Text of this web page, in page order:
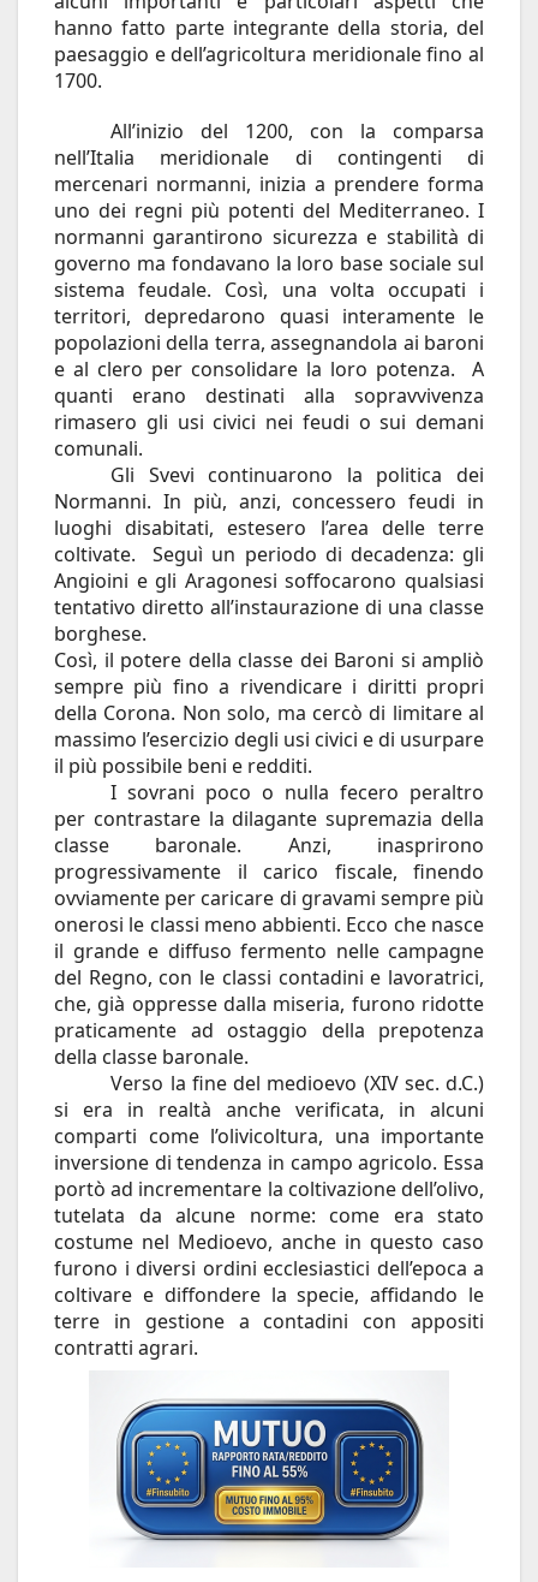
hanno fatto parte integrante della storia, del
paesaggio e dell’agricoltura meridionale fino al
1700.
All’inizio del 1200, con la comparsa
nell’Italia meridionale di contingenti di
mercenari normanni, inizia a prendere forma
uno dei regni più potenti del Mediterraneo. I
normanni garantirono sicurezza e stabilità di
governo ma fondavano la loro base sociale sul
sistema feudale. Così, una volta occupati i
territori, depredarono quasi interamente le
popolazioni della terra, assegnandola ai baroni
e al clero per consolidare la loro potenza. A
quanti erano destinati alla sopravvivenza
rimasero gli usi civici nei feudi o sui demani
comunali.
Gli Svevi continuarono la politica dei
Normanni. In più, anzi, concessero feudi in
luoghi disabitati, estesero l’area delle terre
coltivate. Seguì un periodo di decadenza: gli
Angioini e gli Aragonesi soffocarono qualsiasi
tentativo diretto all’instaurazione di una classe
borghese.
Così, il potere della classe dei Baroni si ampliò
sempre più fino a rivendicare i diritti propri
della Corona. Non solo, ma cercò di limitare al
massimo l’esercizio degli usi civici e di usurpare
il più possibile beni e redditi.
I sovrani poco o nulla fecero peraltro
per contrastare la dilagante supremazia della
classe baronale. Anzi, inasprirono
progressivamente il carico fiscale, finendo
ovviamente per caricare di gravami sempre più
onerosi le classi meno abbienti. Ecco che nasce
il grande e diffuso fermento nelle campagne
del Regno, con le classi contadini e lavoratrici,
che, già oppresse dalla miseria, furono ridotte
praticamente ad ostaggio della prepotenza
della classe baronale.
Verso la fine del medioevo (XIV sec. d.C.)
si era in realtà anche verificata, in alcuni
comparti come l’olivicoltura, una importante
inversione di tendenza in campo agricolo. Essa
portò ad incrementare la coltivazione dell’olivo,
tutelata da alcune norme: come era stato
costume nel Medioevo, anche in questo caso
furono i diversi ordini ecclesiastici dell’epoca a
coltivare e diffondere la specie, affidando le
terre in gestione a contadini con appositi
contratti agrari.